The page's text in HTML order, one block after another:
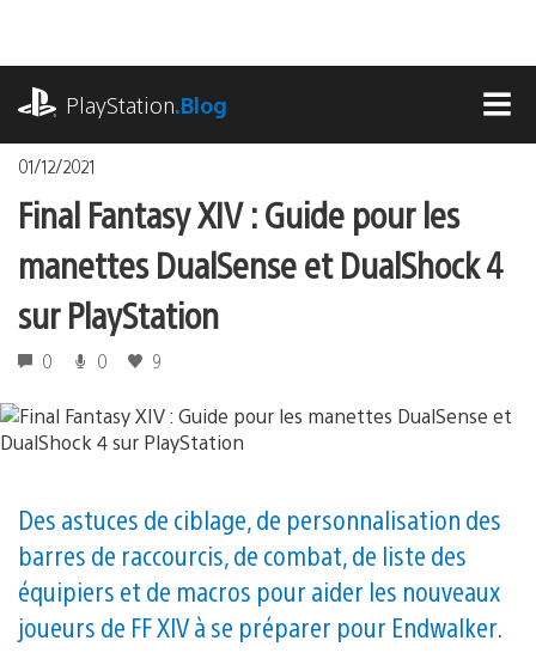
contenu
PlayStation.Blog
01/12/2021
Final Fantasy XIV : Guide pour les
manettes DualSense et DualShock 4
sur PlayStation
0 0 9
Des astuces de ciblage, de personnalisation des
barres de raccourcis, de combat, de liste des
équipiers et de macros pour aider les nouveaux
joueurs de FF XIV à se préparer pour Endwalker.